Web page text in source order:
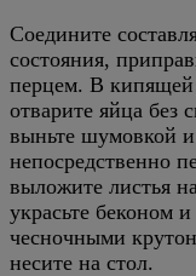
Соедините
состояния,
перцем. В кипящей
отварите яйца без
выньте шумовкой и
непосредственно
выложите листья
украсьте беконом
чесночными
несите на стол.